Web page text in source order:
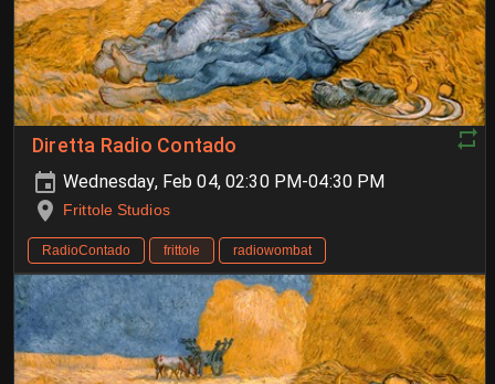
Diretta Radio Contado
Wednesday, Feb 04, 02:30 PM-04:30 PM
Frittole Studios
RadioContado frittole radiowombat